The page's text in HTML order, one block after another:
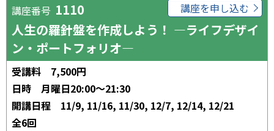
講座番号 1110
人生の羅針盤を作成しよう！ ―ライフデザイ
ン・ポートフォリオ―
講座を申し込む
受講料
7,500円
日時
月曜日20:00～21:30
開講日程
11/9, 11/16, 11/30, 12/7, 12/14, 12/21
全6回